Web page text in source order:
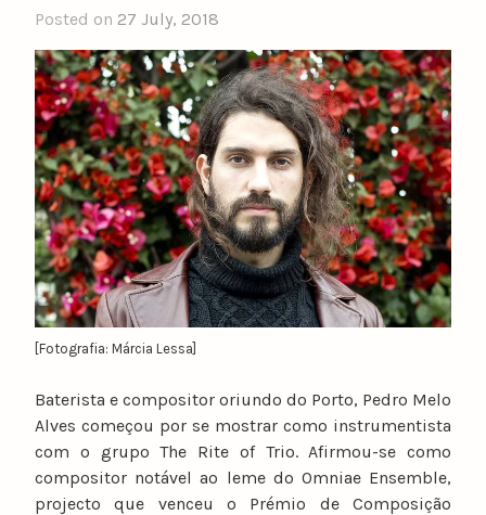
Posted on 27 July, 2018
[Fotografia: Márcia Lessa]
Baterista e compositor oriundo do Porto, Pedro Melo
Alves começou por se mostrar como instrumentista
com o grupo The Rite of Trio. Afirmou-se como
compositor notável ao leme do Omniae Ensemble,
projecto que venceu o Prémio de Composição